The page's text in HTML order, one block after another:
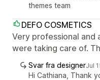
themes team
DEFO COSMETICS
Very professional and
were taking care of.
Svar fra designerJul
Hi Cathiana, Thank